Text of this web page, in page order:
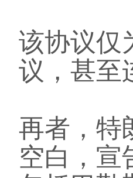
该协议仅
议，甚至
再者，特
空白，宣